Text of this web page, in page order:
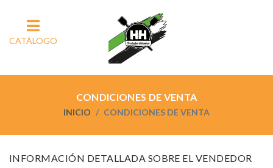
CATÁLOGO
CONDICIONES DE VENTA
INICIO CONDICIONES DE VENTA
INFORMACIÓN DETALLADA SOBRE EL VENDEDOR